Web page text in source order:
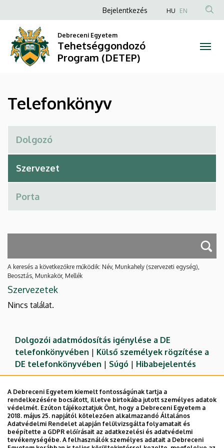
Telefonkönyv
Tehetséggondozó
Program
(DETEP)
a
tartalomra
Anonim
fiók
menüje
Bejelentkezés HU EN
Debreceni Egyetem
Tehetséggondozó
Program (DETEP)
Telefonkönyv
A keresés a következőkre működik: Név, Munkahely (szervezeti egység),
Beosztás, Munkakör, Mellék
Szervezetek
Nincs találat.
Dolgozói adatmódosítás igénylése a DE
telefonkönyvében | Külső személyek rögzítése a
DE telefonkönyvében | Súgó | Hibabejelentés
A Debreceni Egyetem kiemelt fontosságúnak tartja a
rendelkezésére bocsátott, illetve birtokába jutott személyes adatok
védelmét. Ezúton tájékoztatjuk Önt, hogy a Debreceni Egyetem a
2018. május 25. napjától kötelezően alkalmazandó Általános
Adatvédelmi Rendelet alapján felülvizsgálta folyamatait és
beépítette a GDPR előírásait az adatkezelési és adatvédelmi
tevékenységébe. A felhasználók személyes adatait a Debreceni